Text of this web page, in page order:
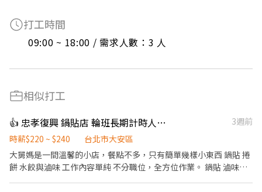
打工時間
09:00 ~ 18:00 / 需求人數：3 人
相似打工
👍 忠孝復興 鍋貼店 輪班長期計時人員 220-240
3週前
時薪$220 ~ $240
台北市大安區
大舅媽是一間溫馨的小店，餐點不多，只有簡單幾樣小東西 鍋貼 捲
餅 水餃與滷味 工作內容單純 不分職位，全方位作業。 鍋貼 滷味捲